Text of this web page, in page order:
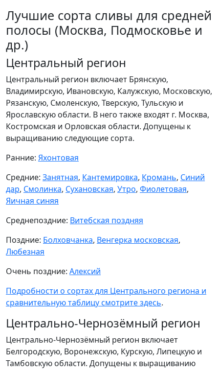
Лучшие сорта сливы для средней
полосы (Москва, Подмосковье и
др.)
Центральный регион
Центральный регион включает Брянскую,
Владимирскую, Ивановскую, Калужскую, Московскую,
Рязанскую, Смоленскую, Тверскую, Тульскую и
Ярославскую области. В него также входят г. Москва,
Костромская и Орловская области. Допущены к
выращиванию следующие сорта.
Ранние: Яхонтовая
Средние: Занятная, Кантемировка, Кромань, Синий
дар, Смолинка, Сухановская, Утро, Фиолетовая,
Яичная синяя
Среднепоздние: Витебская поздняя
Поздние: Болховчанка, Венгерка московская,
Любезная
Очень поздние: Алексий
Подробности о сортах для Центрального региона и
сравнительную таблицу смотрите здесь.
Центрально-Чернозёмный регион
Центрально-Чернозёмный регион включает
Белгородскую, Воронежскую, Курскую, Липецкую и
Тамбовскую области. Допущены к выращиванию